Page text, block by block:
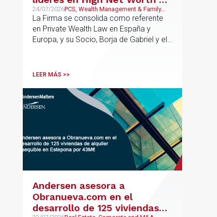
España y Europa
24/07/2026PCS, Wealth Management & Family
Business
La Firma se consolida como referente
en Private Wealth Law en España y
Europa, y su Socio, Borja de Gabriel y el
profesionales clave del sector.
LEER MÁS >>
Andersen asesora a
Obranueva.com en el
desarrollo de 125 viviendas